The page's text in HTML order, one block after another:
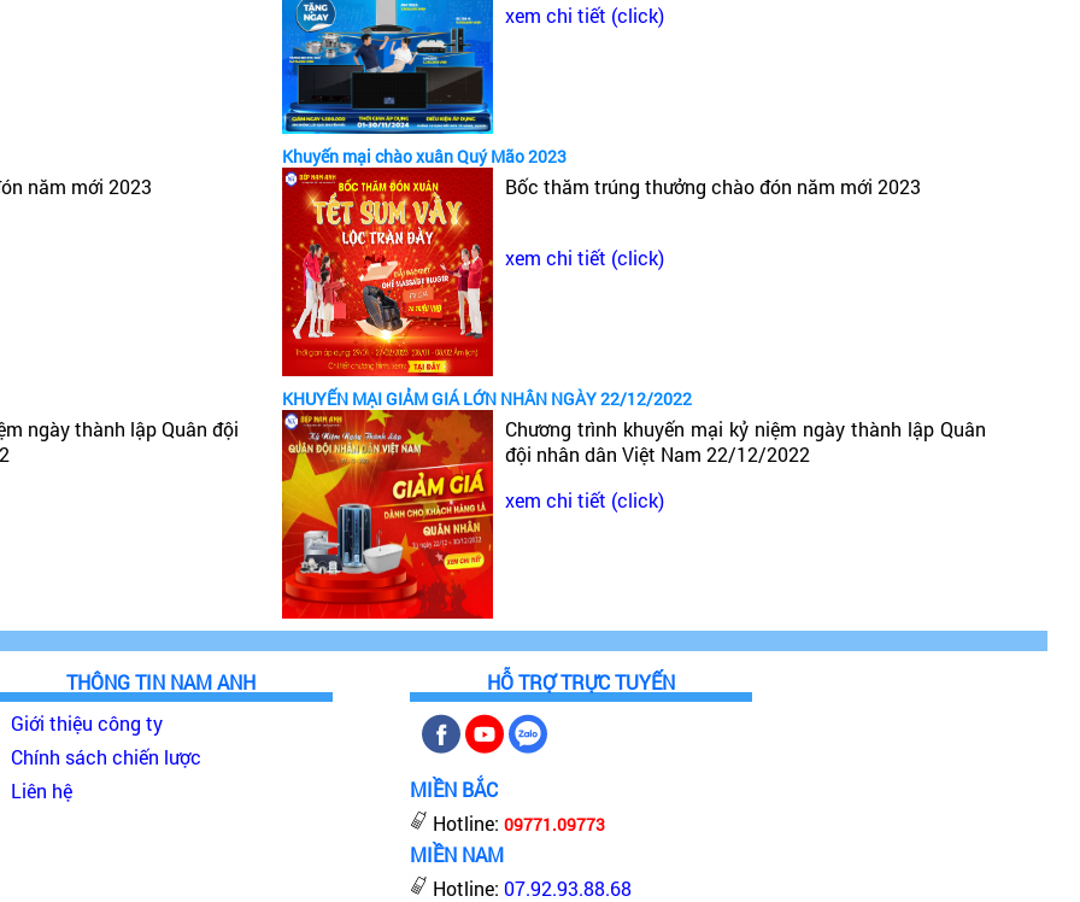
Bồn tắm góc Amazon
tố quan trọng bạn cần xem xét. Bồn tắm Amazon được thiết kế đầy đủ kích thước từ bé đến lớn. Cụ thể:
x 1100mm, 1125 x 1125mm, 1250 x 1250mm, 1320 x 1320mm, 1400 x 1400mm, 1540 x 1540mm.
1370 x 810mm, 1400 x 750mm, 1500 x 750mm, 1600 x 800mm, 1820 x 970mm, 1800 x 900mm.
x 1200mm
năm mới 2023
ngày thành lập Quân đội
xem chi tiết (click)
Khuyến mại chào xuân Quý Mão 2023
Bốc thăm trúng thưởng chào đón năm mới 2023
xem chi tiết (click)
KHUYẾN MẠI GIẢM GIÁ LỚN NHÂN NGÀY 22/12/2022
Chương trình khuyến mại kỷ niệm ngày thành lập Quân
đội nhân dân Việt Nam 22/12/2022
xem chi tiết (click)
THÔNG TIN NAM ANH
Giới thiệu công ty
Chính sách chiến lược
Liên hệ
HỖ TRỢ TRỰC TUYẾN
MIỀN BẮC
Hotline:09771.09773
MIỀN NAM
Hotline:07.92.93.88.68